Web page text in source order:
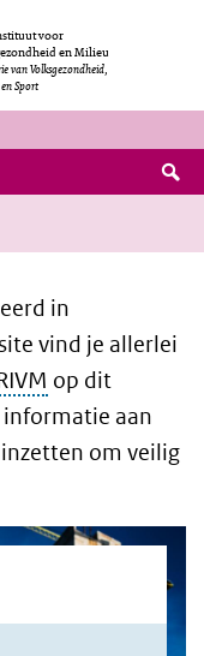
voor
en Milieu
van Volksgezondheid,
Sport
in
vind je allerlei
op dit
informatie aan
om veilig